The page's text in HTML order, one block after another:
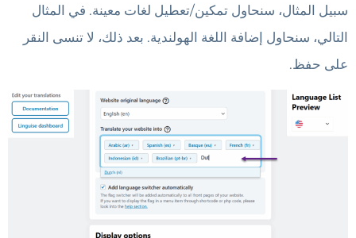
سبيل المثال، سنحاول تمكين/تعطيل لغات معينة. في المثال
التالي، سنحاول إضافة اللغة الهولندية. بعد ذلك، لا تنسى النقر
على حفظ.